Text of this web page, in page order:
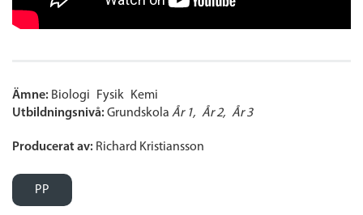
Ämne: Biologi Fysik
Kemi
Utbildningsnivå: Grundskola År 1 År 2 År 3
Producerat av: Richard Kristiansson
PP